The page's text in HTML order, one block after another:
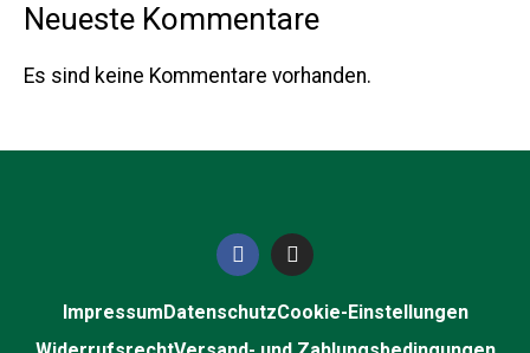
Neueste Kommentare
Es sind keine Kommentare vorhanden.
ImpressumDatenschutzCookie-Einstellungen